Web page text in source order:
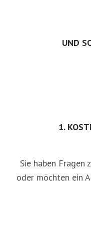
UND
1.
Sie haben Fragen
oder möchten ein